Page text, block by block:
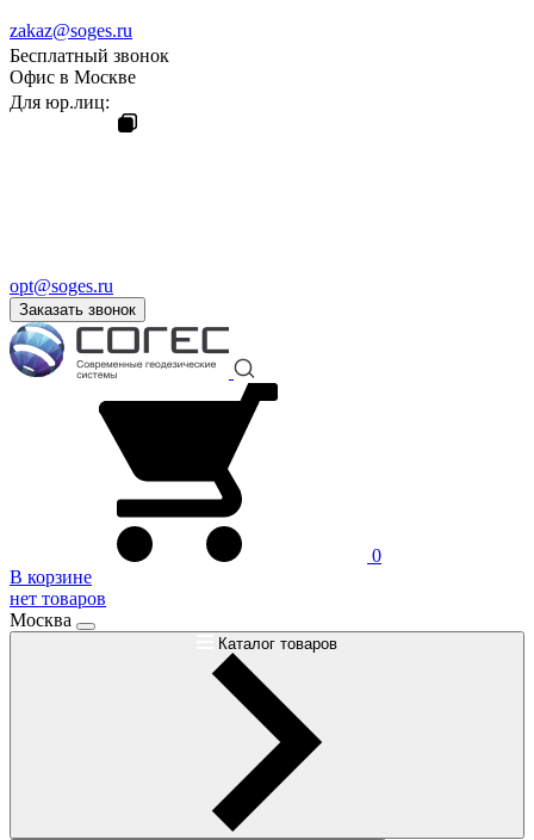
zakaz@soges.ru
Бесплатный звонок
Офис в Москве
Для юр.лиц:
opt@soges.ru
Заказать звонок
0
В корзине
нет товаров
Москва
Каталог товаров